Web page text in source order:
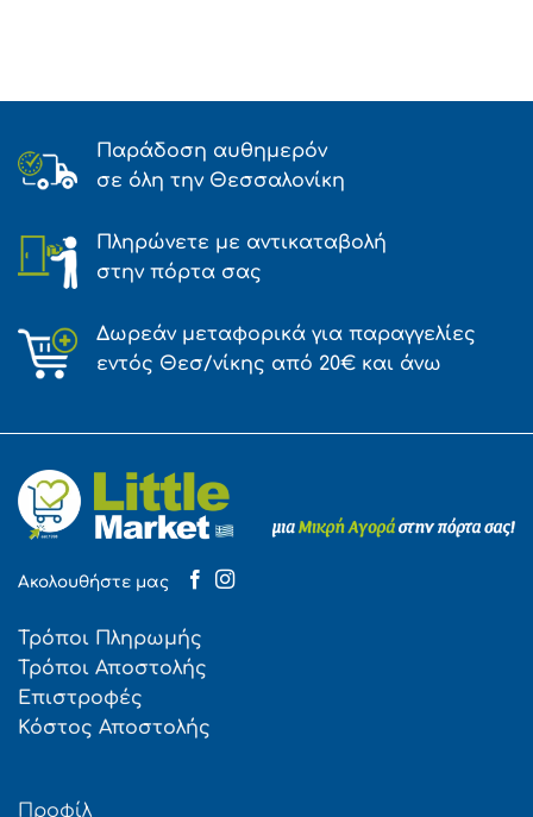
Παράδοση αυθημερόν
σε όλη την Θεσσαλονίκη
Πληρώνετε με αντικαταβολή
στην πόρτα σας
Δωρεάν μεταφορικά για παραγγελίες
εντός Θεσ/νίκης από 20€ και άνω
Ακολουθήστε μας
Τρόποι Πληρωμής
Τρόποι Αποστολής
Επιστροφές
Κόστος Αποστολής
Προφίλ